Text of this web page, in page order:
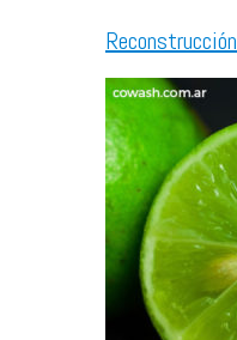
Reconstrucción